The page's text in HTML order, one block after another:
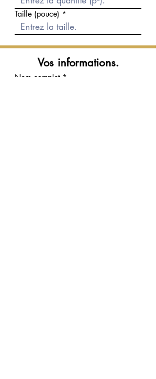
Taille (pouce)
Vos informations.
Nom complet